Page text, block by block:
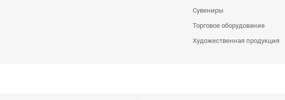
Сувениры
Торговое оборудование
Художественная продукция